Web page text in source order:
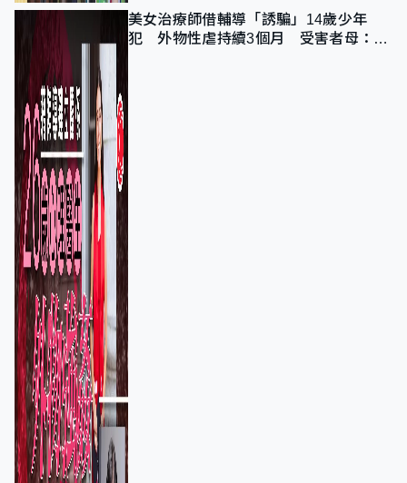
美女治療師借輔導「誘騙」14歲少年
犯 外物性虐持續3個月 受害者母：要